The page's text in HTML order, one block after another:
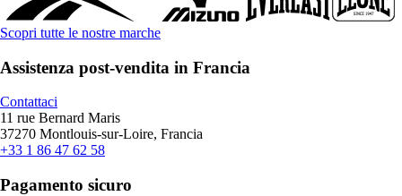
Scopri tutte le nostre marche
Assistenza post-vendita in Francia
Contattaci
11 rue Bernard Maris
37270 Montlouis-sur-Loire, Francia
+33 1 86 47 62 58
Pagamento sicuro